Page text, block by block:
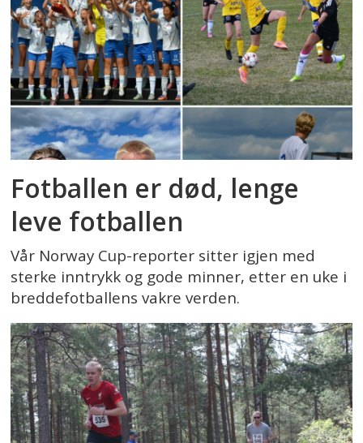
Fotballen er død, lenge
leve fotballen
Vår Norway Cup-reporter sitter igjen med
sterke inntrykk og gode minner, etter en uke i
breddefotballens vakre verden.